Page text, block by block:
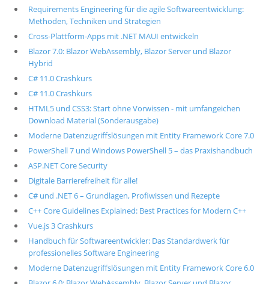
Requirements Engineering für die agile Softwareentwicklung:
Methoden, Techniken und Strategien
Cross-Plattform-Apps mit .NET MAUI entwickeln
Blazor 7.0: Blazor WebAssembly, Blazor Server und Blazor
Hybrid
C# 11.0 Crashkurs
C# 11.0 Crashkurs
HTML5 und CSS3: Start ohne Vorwissen - mit umfangeichen
Download Material (Sonderausgabe)
Moderne Datenzugriffslösungen mit Entity Framework Core 7.0
PowerShell 7 und Windows PowerShell 5 – das Praxishandbuch
ASP.NET Core Security
Digitale Barrierefreiheit für alle!
C# und .NET 6 – Grundlagen, Profiwissen und Rezepte
C++ Core Guidelines Explained: Best Practices for Modern C++
Vue.js 3 Crashkurs
Handbuch für Softwareentwickler: Das Standardwerk für
professionelles Software Engineering
Moderne Datenzugriffslösungen mit Entity Framework Core 6.0